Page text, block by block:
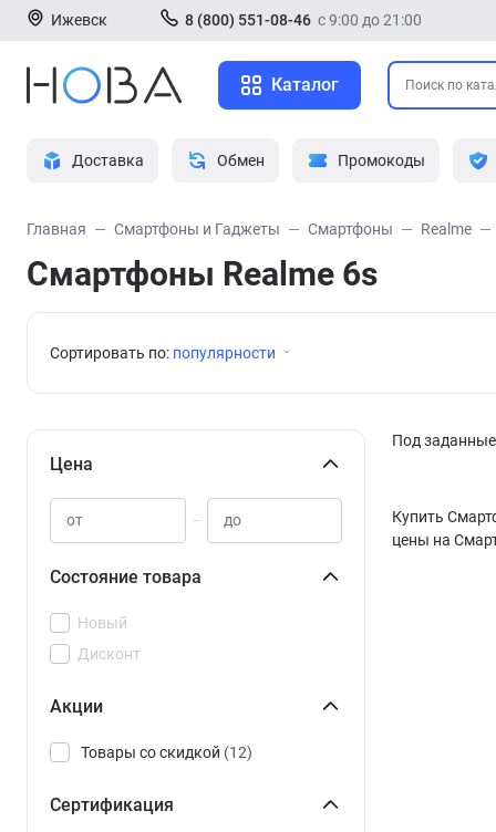
Ижевск 8 (800) 551-08-46 с 9:00 до 21:00
Каталог
Доставка Обмен Промокоды
Главная Смартфоны и Гаджеты Смартфоны Realme
Смартфоны Realme 6s
Сортировать по: популярности
Цена
–
Состояние товара
Новый
Дисконт
Акции
Товары со скидкой (12)
Сертификация
Под
Купить
цены на